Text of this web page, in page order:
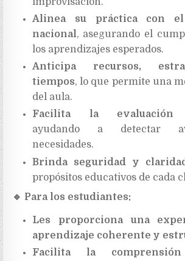
Alinea su práctica con
nacional, asegurando el
los aprendizajes esperados.
Anticipa recursos,
tiempos, lo que permite una
del aula.
Facilita la evaluación
ayudando a detectar
necesidades.
Brinda seguridad y
propósitos educativos de cada
🔹 Para los estudiantes:
Les proporciona una
aprendizaje coherente y
Facilita la